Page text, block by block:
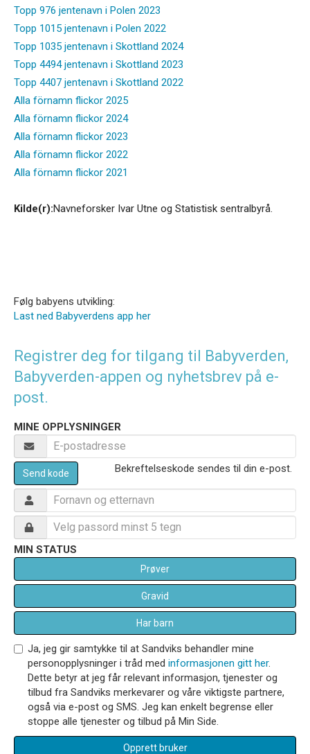
Topp 976 jentenavn i Polen 2023
Topp 1015 jentenavn i Polen 2022
Topp 1035 jentenavn i Skottland 2024
Topp 4494 jentenavn i Skottland 2023
Topp 4407 jentenavn i Skottland 2022
Alla förnamn flickor 2025
Alla förnamn flickor 2024
Alla förnamn flickor 2023
Alla förnamn flickor 2022
Alla förnamn flickor 2021
Kilde(r):Navneforsker Ivar Utne og Statistisk sentralbyrå.
Følg babyens utvikling:
Last ned Babyverdens app her
Registrer deg for tilgang til Babyverden,
Babyverden-appen og nyhetsbrev på e-
post.
MINE OPPLYSNINGER
Send kode Bekreftelseskode sendes til din e-post.
MIN STATUS
Prøver
Gravid
Har barn
Ja, jeg gir samtykke til at Sandviks behandler mine
personopplysninger i tråd med informasjonen gitt her.
Dette betyr at jeg får relevant informasjon, tjenester og
tilbud fra Sandviks merkevarer og våre viktigste partnere,
også via e-post og SMS. Jeg kan enkelt begrense eller
stoppe alle tjenester og tilbud på Min Side.
Opprett bruker